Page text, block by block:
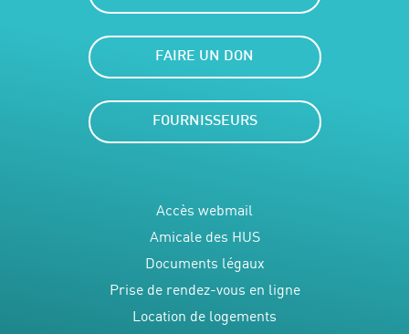
FAIRE UN DON
FOURNISSEURS
Accès webmail
Amicale des HUS
Documents légaux
Prise de rendez-vous en ligne
Location de logements